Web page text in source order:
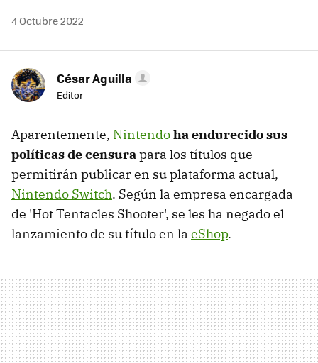
4 Octubre 2022
César Aguilla
Editor
Aparentemente, Nintendoha endurecido sus
políticas de censurapara los títulos que
permitirán publicar en su plataforma actual,
Nintendo Switch. Según la empresa encargada
de 'Hot Tentacles Shooter', se les ha negado el
lanzamiento de su título en la eShop.